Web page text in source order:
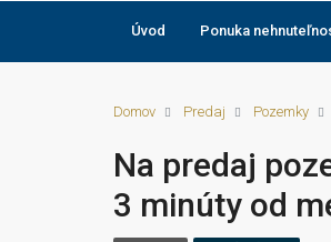
Úvod Ponuka
Domov Predaj Pozemky
Na predaj
3 minúty od